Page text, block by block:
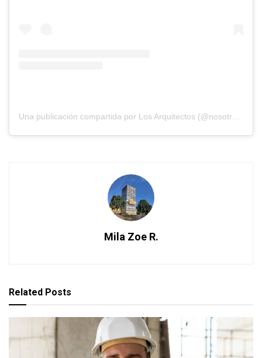
Mila Zoe R.
Related Posts